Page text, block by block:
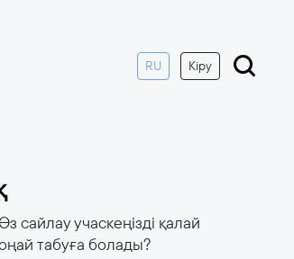
RU Кіру
сайлау учаскеңізді қалай
табуға болады?